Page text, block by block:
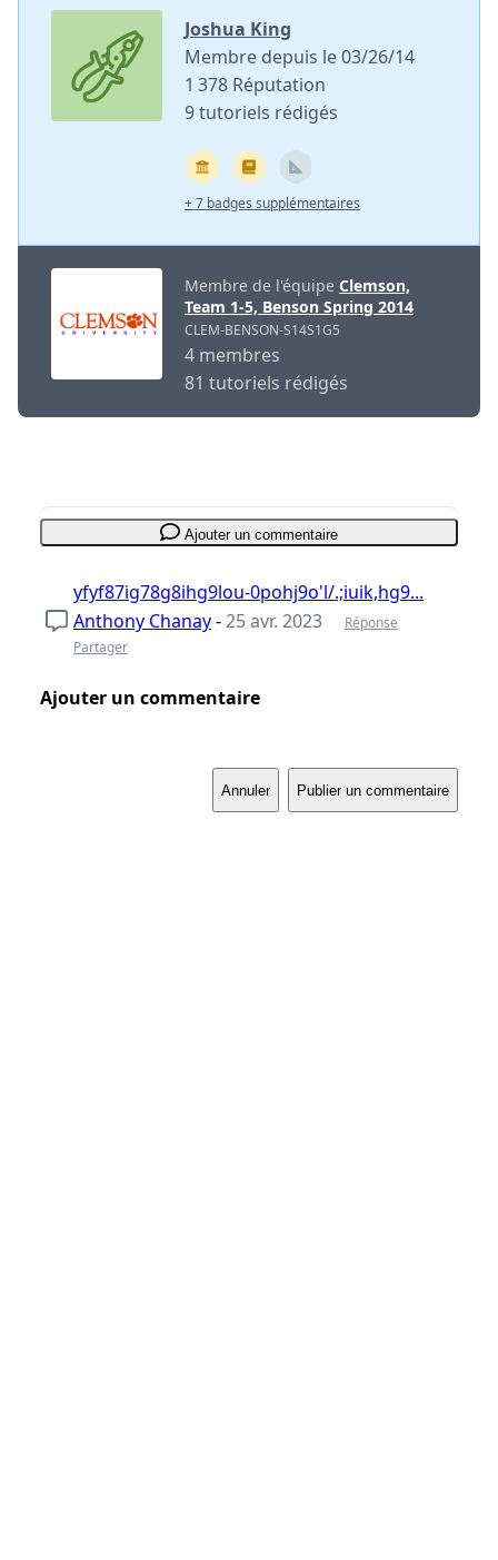
Joshua King
Membre depuis le 03/26/14
1 378 Réputation
9 tutoriels rédigés
+ 7 badges supplémentaires
Membre de l'équipe Clemson,
Team 1-5, Benson Spring 2014
CLEM-BENSON-S14S1G5
4 membres
81 tutoriels rédigés
Ajouter un commentaire
yfyf87ig78g8ihg9lou-0pohj9o'l/.;iuik,hg9...
Anthony Chanay-25 avr. 2023
Réponse
Partager
Ajouter un commentaire
Annuler Publier un commentaire